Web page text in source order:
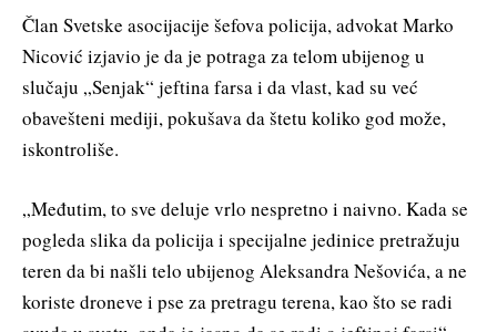
Član Svetske asocijacije šefova policija, advokat Marko
Nicović izjavio je da je potraga za telom ubijenog u
slučaju „Senjak“ jeftina farsa i da vlast, kad su već
obavešteni mediji, pokušava da štetu koliko god može,
iskontroliše.
„Međutim, to sve deluje vrlo nespretno i naivno. Kada se
pogleda slika da policija i specijalne jedinice pretražuju
teren da bi našli telo ubijenog Aleksandra Nešovića, a ne
koriste droneve i pse za pretragu terena, kao što se radi